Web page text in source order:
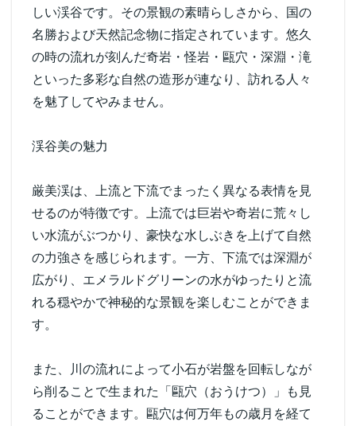
しい渓谷です。その景観の素晴らしさから、国の
名勝および天然記念物に指定されています。悠久
の時の流れが刻んだ奇岩・怪岩・甌穴・深淵・滝
といった多彩な自然の造形が連なり、訪れる人々
を魅了してやみません。
渓谷美の魅力
厳美渓は、上流と下流でまったく異なる表情を見
せるのが特徴です。上流では巨岩や奇岩に荒々し
い水流がぶつかり、豪快な水しぶきを上げて自然
の力強さを感じられます。一方、下流では深淵が
広がり、エメラルドグリーンの水がゆったりと流
れる穏やかで神秘的な景観を楽しむことができま
す。
また、川の流れによって小石が岩盤を回転しなが
ら削ることで生まれた「甌穴（おうけつ）」も見
ることができます。甌穴は何万年もの歳月を経て